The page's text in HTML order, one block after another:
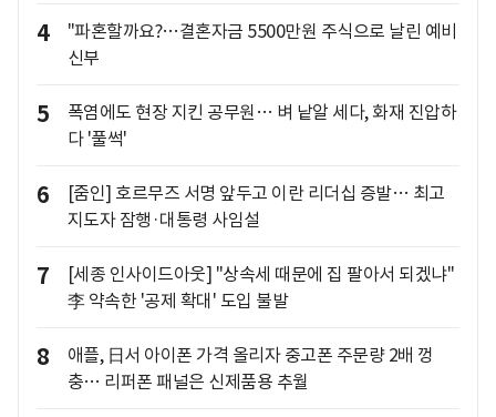
4
"파혼할까요?…결혼자금 5500만원 주식으로 날린 예비
신부
5
폭염에도 현장 지킨 공무원… 벼 낱알 세다, 화재 진압하
다 '풀썩'
6
[줌인] 호르무즈 서명 앞두고 이란 리더십 증발… 최고
지도자 잠행·대통령 사임설
7
[세종 인사이드아웃] "상속세 때문에 집 팔아서 되겠냐"
李 약속한 '공제 확대' 도입 불발
8
애플, 日서 아이폰 가격 올리자 중고폰 주문량 2배 껑
충… 리퍼폰 패널은 신제품용 추월